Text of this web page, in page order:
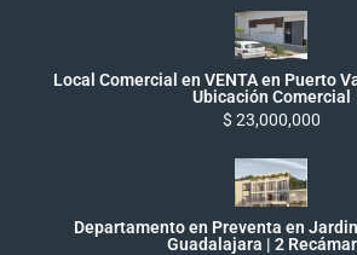
Local Comercial en VENTA en Puerto
Ubicación Comercial
$ 23,000,000
Departamento en Preventa en
Guadalajara | 2